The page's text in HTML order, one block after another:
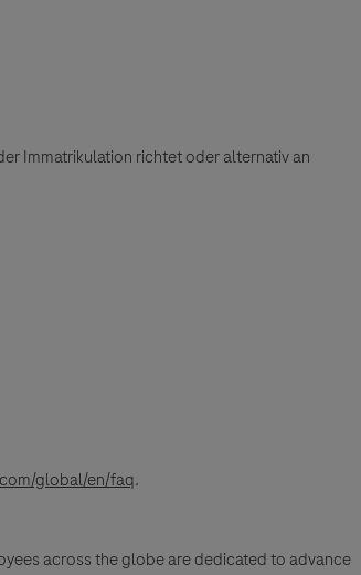
Immatrikulation richtet oder alternativ an
global/en/faq.
across the globe are dedicated to advance